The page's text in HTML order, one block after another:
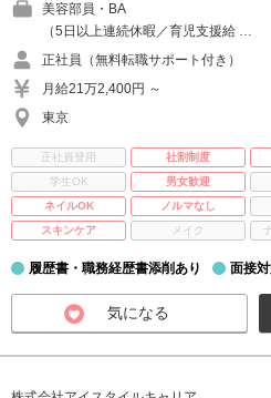
美容部員・BA
（5日以上連続休暇／育児支援給 …
正社員（無料転職サポート付き）
月給21万2,400円 ～
東京
正社員登用 社割制度
学生OK
男女歓迎
ネイルOK
ノルマなし
スキンケア
メイク
履歴書・職務経歴書添削あり 面接
気になる